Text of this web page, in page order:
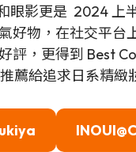
眼影更是 2024 上
好物，在社交平台
評，更得到 Best
薦給追求日系精緻